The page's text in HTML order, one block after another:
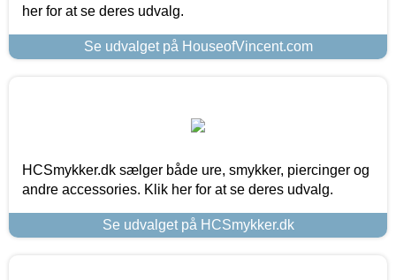
her for at se deres udvalg.
Se udvalget på HouseofVincent.com
HCSmykker.dk sælger både ure, smykker, piercinger og
andre accessories. Klik her for at se deres udvalg.
Se udvalget på HCSmykker.dk